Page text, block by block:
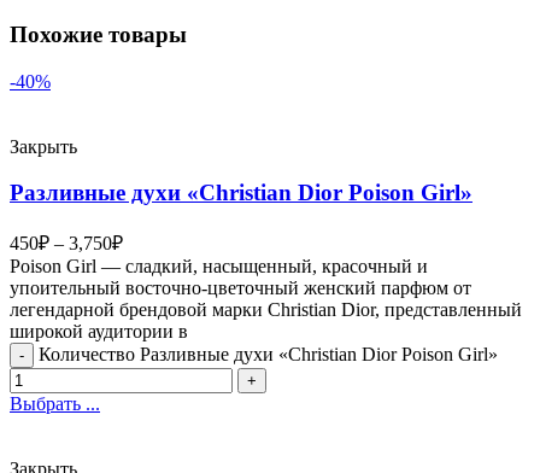
Похожие товары
-40%
Закрыть
Разливные духи «Christian Dior Poison Girl»
450₽ – 3,750₽
Poison Girl — сладкий, насыщенный, красочный и
упоительный восточно-цветочный женский парфюм от
легендарной брендовой марки Christian Dior, представленный
широкой аудитории в
Количество Разливные духи «Christian Dior Poison Girl»
Выбрать ...
Закрыть